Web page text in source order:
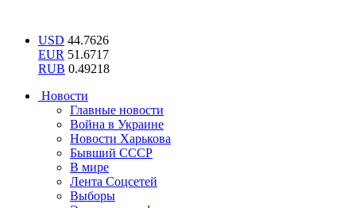
USD 44.7626
EUR 51.6717
RUB 0.49218
Новости
Главные новости
Война в Украине
Новости Харькова
Бывший СССР
В мире
Лента Соцсетей
Выборы